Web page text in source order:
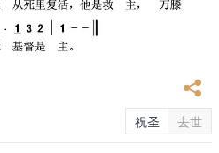
祝圣 去世